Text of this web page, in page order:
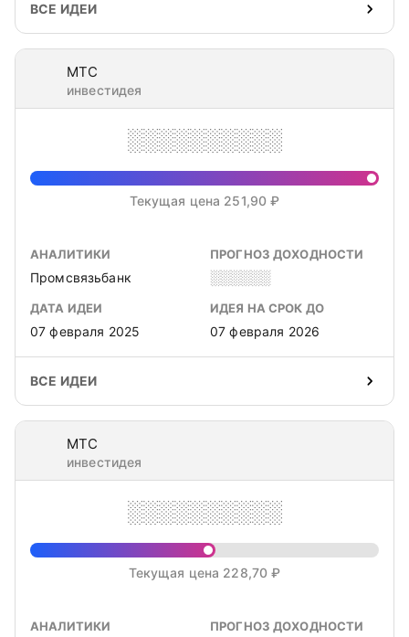
ВСЕ ИДЕИ
МТС
инвестидея
░░░░░░░░░░
Текущая цена 251,90 ₽
АНАЛИТИКИ
Промсвязьбанк
ПРОГНОЗ ДОХОДНОСТИ
░░░░░░
ДАТА ИДЕИ
07 февраля 2025
ИДЕЯ НА СРОК ДО
07 февраля 2026
ВСЕ ИДЕИ
МТС
инвестидея
░░░░░░░░░░
Текущая цена 228,70 ₽
АНАЛИТИКИ ПРОГНОЗ ДОХОДНОСТИ